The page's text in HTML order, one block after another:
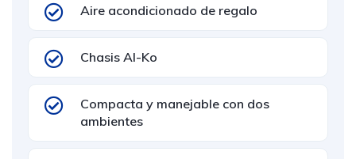
Aire acondicionado de regalo
Chasis Al-Ko
Compacta y manejable con dos
ambientes